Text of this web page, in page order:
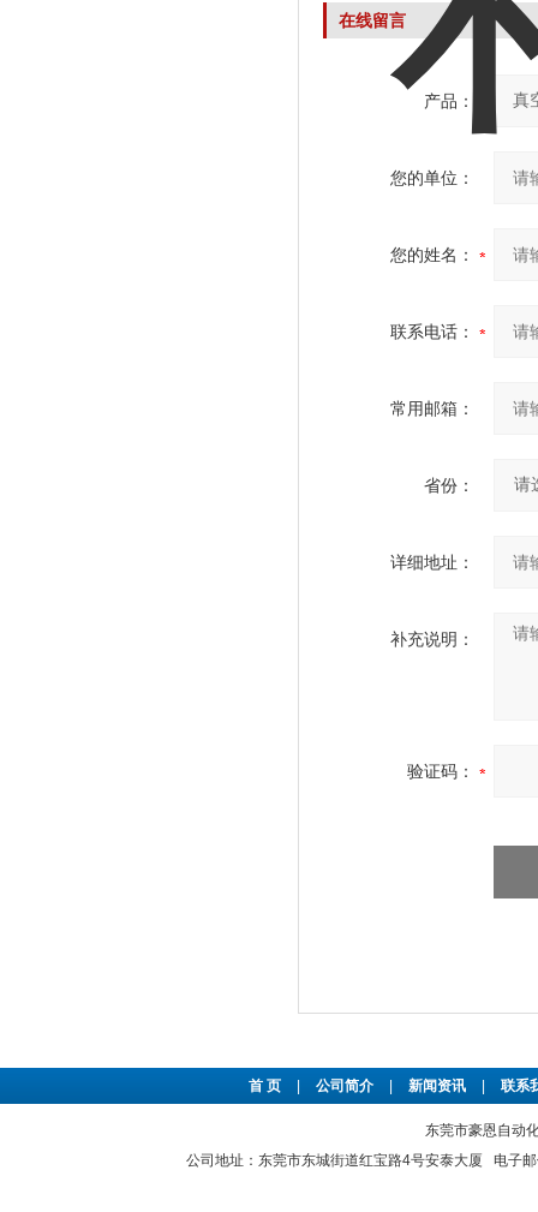
在线留言
产品：
您的单位：
您的姓名：
联系电话：
常用邮箱：
省份：
详细地址：
补充说明：
验证码：
首 页 公司简介 新闻资讯 联系
东莞市豪恩自动
公司地址：东莞市东城街道红宝路4号安泰大厦 电子